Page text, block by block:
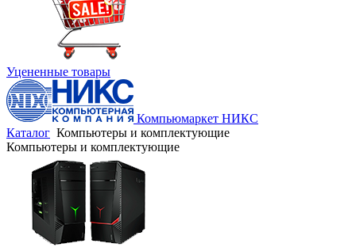
Уцененные товары
Компьюмаркет НИКС
Каталог Компьютеры и комплектующие
Компьютеры и комплектующие